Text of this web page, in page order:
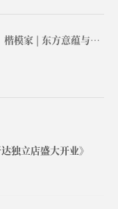
下一篇：楷模家 | 东方意蕴与意式极简的交融
独立店盛大开业》